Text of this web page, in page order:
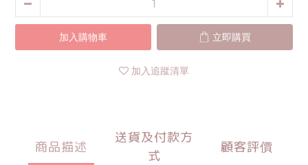
加入購物車 立即購買
加入追蹤清單
商品描述
送貨及付款方
式
顧客評價